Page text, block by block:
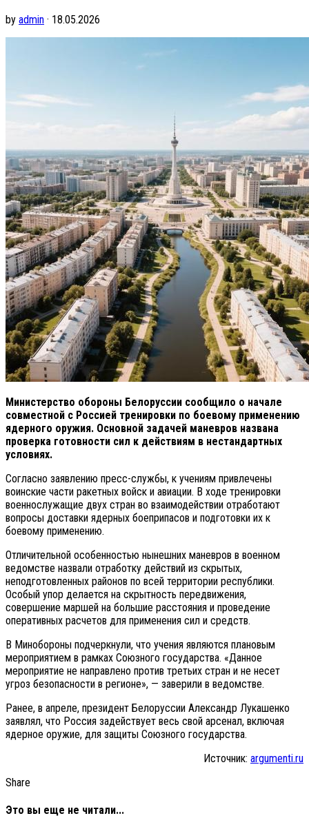
by admin · 18.05.2026
Министерство обороны Белоруссии сообщило о начале
совместной с Россией тренировки по боевому применению
ядерного оружия. Основной задачей маневров названа
проверка готовности сил к действиям в нестандартных
условиях.
Согласно заявлению пресс-службы, к учениям привлечены
воинские части ракетных войск и авиации. В ходе тренировки
военнослужащие двух стран во взаимодействии отработают
вопросы доставки ядерных боеприпасов и подготовки их к
боевому применению.
Отличительной особенностью нынешних маневров в военном
ведомстве назвали отработку действий из скрытых,
неподготовленных районов по всей территории республики.
Особый упор делается на скрытность передвижения,
совершение маршей на большие расстояния и проведение
оперативных расчетов для применения сил и средств.
В Минобороны подчеркнули, что учения являются плановым
мероприятием в рамках Союзного государства. «Данное
мероприятие не направлено против третьих стран и не несет
угроз безопасности в регионе», — заверили в ведомстве.
Ранее, в апреле, президент Белоруссии Александр Лукашенко
заявлял, что Россия задействует весь свой арсенал, включая
ядерное оружие, для защиты Союзного государства.
Источник: argumenti.ru
Share
Это вы еще не читали...